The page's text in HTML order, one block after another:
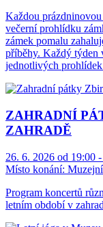
Každou
večerní prohlídku
zámek pomalu
příběhy. Každý týden
jednotlivých prohlídek
ZAHRADNÍ
ZAHRADĚ
26. 6. 2026 od 19:00
Místo konání:
Program koncertů
letním období v